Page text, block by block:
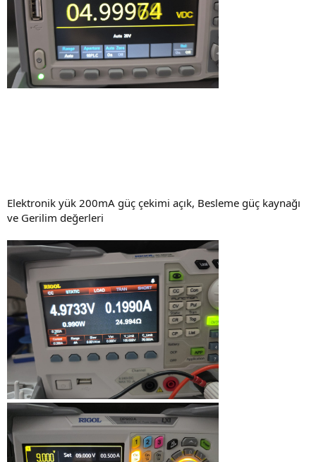
Elektronik yük 200mA güç çekimi açık, Besleme güç kaynağı
ve Gerilim değerleri